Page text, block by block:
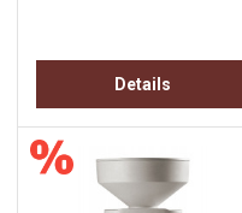
Details